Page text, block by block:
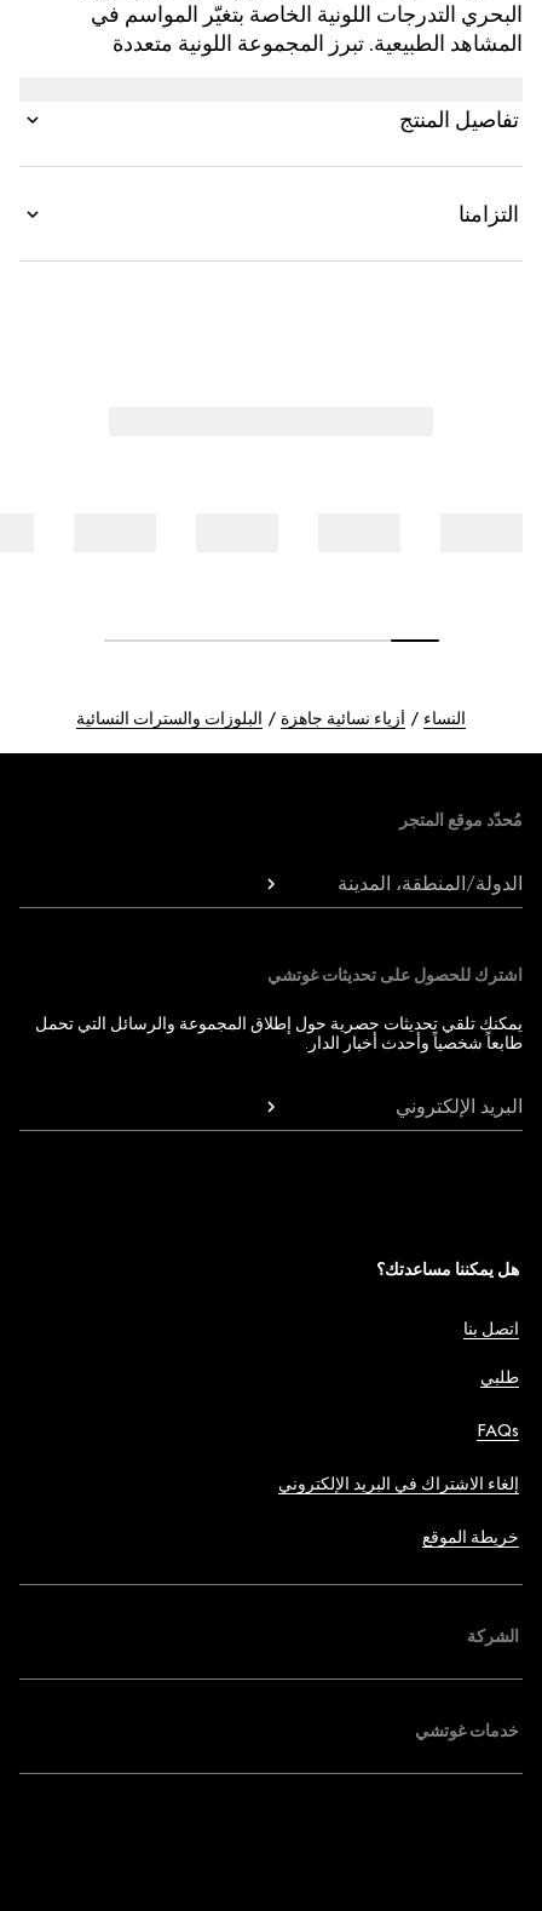
البحري التدرجات اللونية الخاصة بتغيّر المواسم في
المشاهد الطبيعية. تبرز المجموعة اللونية متعددة
بلوزة بولو الفضفاضة هذه من صوف فاخر للغاية وتتعزّز
بتطريز لشعار G المتشابك.
تفاصيل المنتج
التزامنا
النساء أزياء نسائية جاهزة البلوزات والسترات النسائية
مُحدّد موقع المتجر
الدولة/المنطقة، المدينة
اشترك للحصول على تحديثات غوتشي
يمكنك تلقي تحديثات حصرية حول إطلاق المجموعة والرسائل التي تحمل
طابعاً شخصياً وأحدث أخبار الدار.
البريد الإلكتروني
هل يمكننا مساعدتك؟
اتصل بنا
طلبي
FAQs
إلغاء الاشتراك في البريد الإلكتروني
خريطة الموقع
الشركة
خدمات غوتشي